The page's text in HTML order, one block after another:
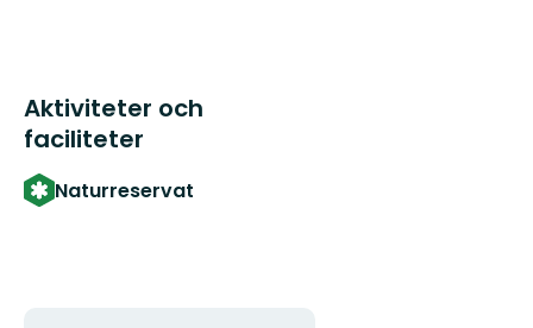
Aktiviteter och
faciliteter
Naturreservat